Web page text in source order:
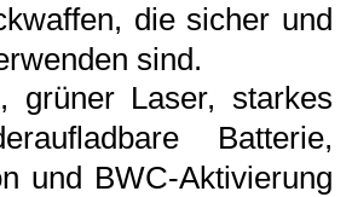
die sicher und
sind.
grüner Laser, starkes
Batterie,
und BWC-Aktivierung